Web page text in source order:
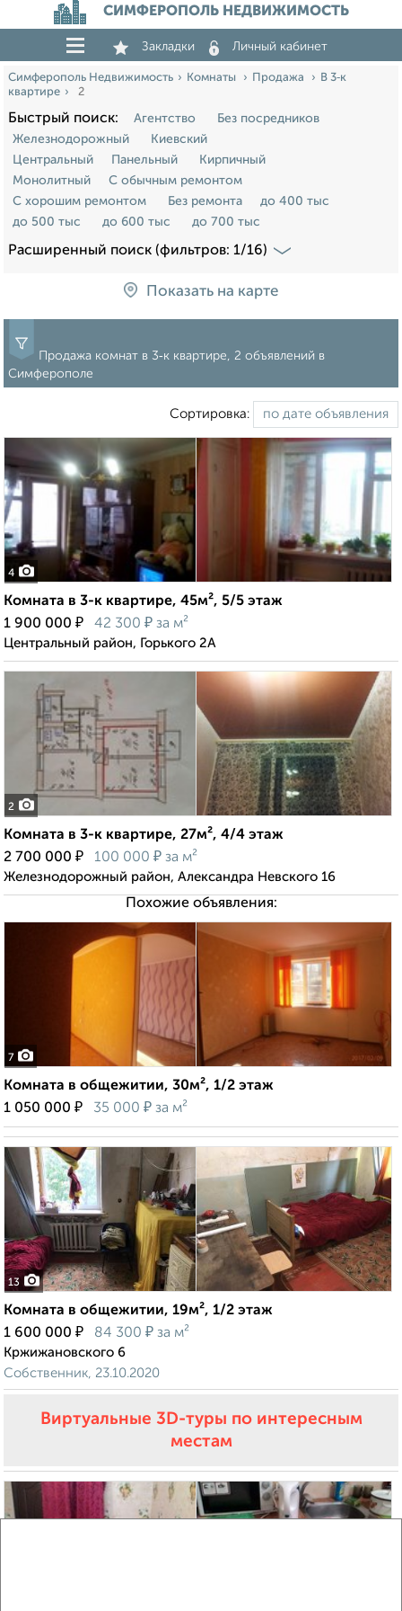
СИМФЕРОПОЛЬ НЕДВИЖИМОСТЬ
Закладки Личный кабинет
Симферополь Недвижимость Комнаты Продажа
В 3‑к
квартире
2
Быстрый поиск: Агентство
Без посредников
Железнодорожный
Киевский
Центральный
Панельный
Кирпичный
Монолитный
С обычным ремонтом
С хорошим ремонтом
Без ремонта
до 400 тыс
до 500 тыс
до 600 тыс до 700 тыс
Расширенный поиск (фильтров: 1/16)
Показать на карте
Продажа комнат в 3‑к квартире, 2 объявлений в
Симферополе
Сортировка:
4
Комната в 3-к квартире, 45м², 5/5 этаж
1 900 000 ₽ 42 300 ₽ за м²
Центральный район, Горького 2А
2
Комната в 3-к квартире, 27м², 4/4 этаж
2 700 000 ₽ 100 000 ₽ за м²
Железнодорожный район, Александра Невского 16
Похожие объявления:
7
Комната в общежитии, 30м², 1/2 этаж
1 050 000 ₽ 35 000 ₽ за м²
13
Комната в общежитии, 19м², 1/2 этаж
1 600 000 ₽ 84 300 ₽ за м²
Кржижановского 6
Собственник, 23.10.2020
Виртуальные 3D-туры по интересным
местам